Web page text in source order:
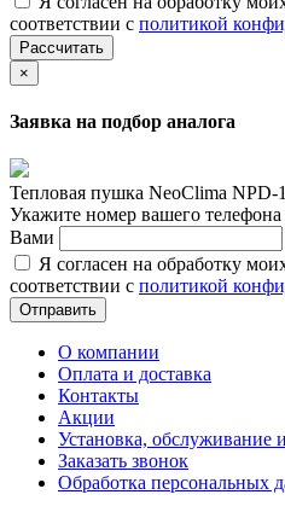
соответствии с политикой
Рассчитать
×
Заявка на подбор аналога
Тепловая пушка NeoClima NPD-
Укажите номер вашего телефона
Вами
Я согласен на обработку
соответствии с политикой
Отправить
О компании
Оплата и доставка
Контакты
Акции
Установка, обслуживание
Заказать звонок
Обработка персональных